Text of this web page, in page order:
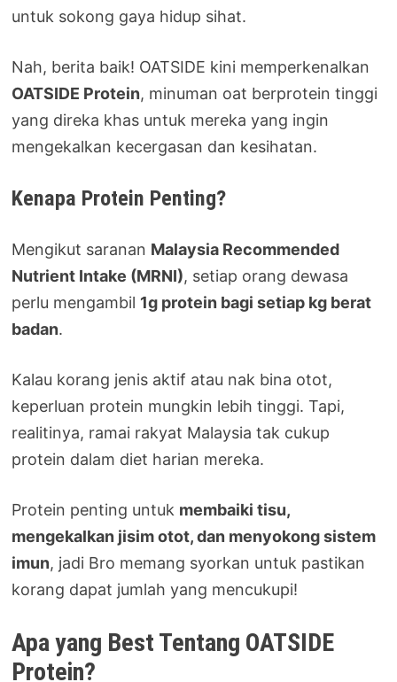
untuk sokong gaya hidup sihat.
Nah, berita baik! OATSIDE kini memperkenalkan
OATSIDE Protein, minuman oat berprotein tinggi
yang direka khas untuk mereka yang ingin
mengekalkan kecergasan dan kesihatan.
Kenapa Protein Penting?
Mengikut saranan Malaysia Recommended
Nutrient Intake (MRNI), setiap orang dewasa
perlu mengambil 1g protein bagi setiap kg berat
badan.
Kalau korang jenis aktif atau nak bina otot,
keperluan protein mungkin lebih tinggi. Tapi,
realitinya, ramai rakyat Malaysia tak cukup
protein dalam diet harian mereka.
Protein penting untuk membaiki tisu,
mengekalkan jisim otot, dan menyokong sistem
imun, jadi Bro memang syorkan untuk pastikan
korang dapat jumlah yang mencukupi!
Apa yang Best Tentang OATSIDE
Protein?